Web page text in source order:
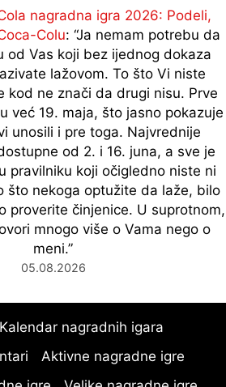
nagradna igra 2026: Podeli,
Colu: “Ja nemam potrebu da
od Vas koji bez ijednog dokaza
lažovom. To što Vi niste
kod ne znači da drugi nisu. Prve
već 19. maja, što jasno pokazuje
unosili i pre toga. Najvrednije
od 2. i 16. juna, a sve je
pravilniku koji očigledno niste ni
što nekoga optužite da laže, bilo
proverite činjenice. U suprotnom,
mnogo više o Vama nego o
meni.”
05.08.2026
Kalendar nagradnih igara
Aktivne nagradne igre